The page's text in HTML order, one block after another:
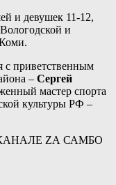
и девушек 11-12,
и
с приветственным
– Сергей
мастер спорта
культуры РФ –
ZА САМБО